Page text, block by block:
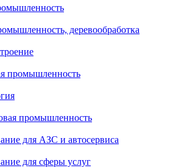
деревообработка
промышленность
промышленность
для АЗС и автосервиса
для сферы услуг